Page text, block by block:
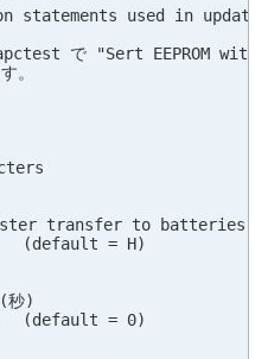
statements used in updating
apctest で "Sert EEPROM
。
transfer to batteries)
(default = H)
秒)
(default = 0)